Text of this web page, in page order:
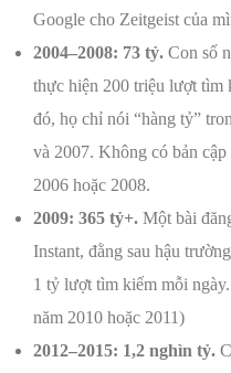
Google cho Zeitgeist của
2004–2008: 73 tỷ. Con số
thực hiện 200 triệu lượt tìm
đó, họ chỉ nói “hàng tỷ”
và 2007. Không có bản
2006 hoặc 2008.
2009: 365 tỷ+. Một bài
Instant, đằng sau hậu
1 tỷ lượt tìm kiếm mỗi
năm 2010 hoặc 2011)
2012–2015: 1,2 nghìn tỷ.